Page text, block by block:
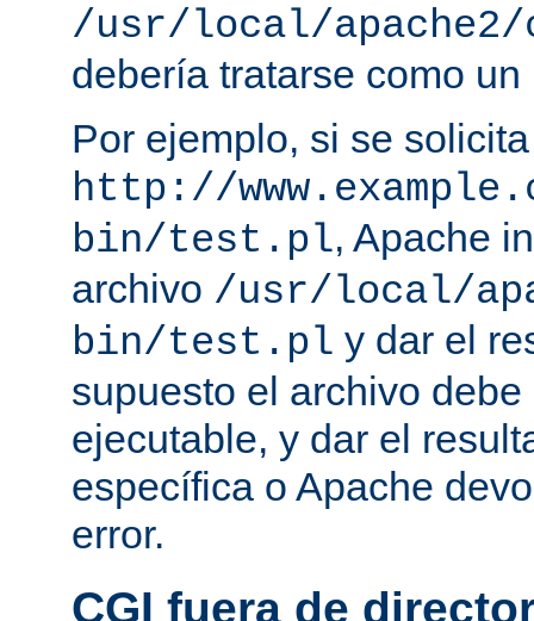
/usr/local/
debería tratarse como
Por ejemplo, si se
http://
bin/test.pl, Apache
archivo /usr/local/
bin/test.pl y dar el
supuesto el archivo
ejecutable, y dar el
específica o Apache
error.
CGI fuera de